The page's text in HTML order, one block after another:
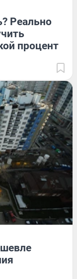
Реально
процент